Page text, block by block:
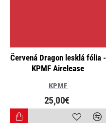
KPMF
Červená Dragon lesklá fólia -
KPMF Airelease
25,00€